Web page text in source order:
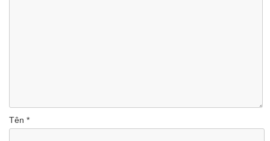
Tên *